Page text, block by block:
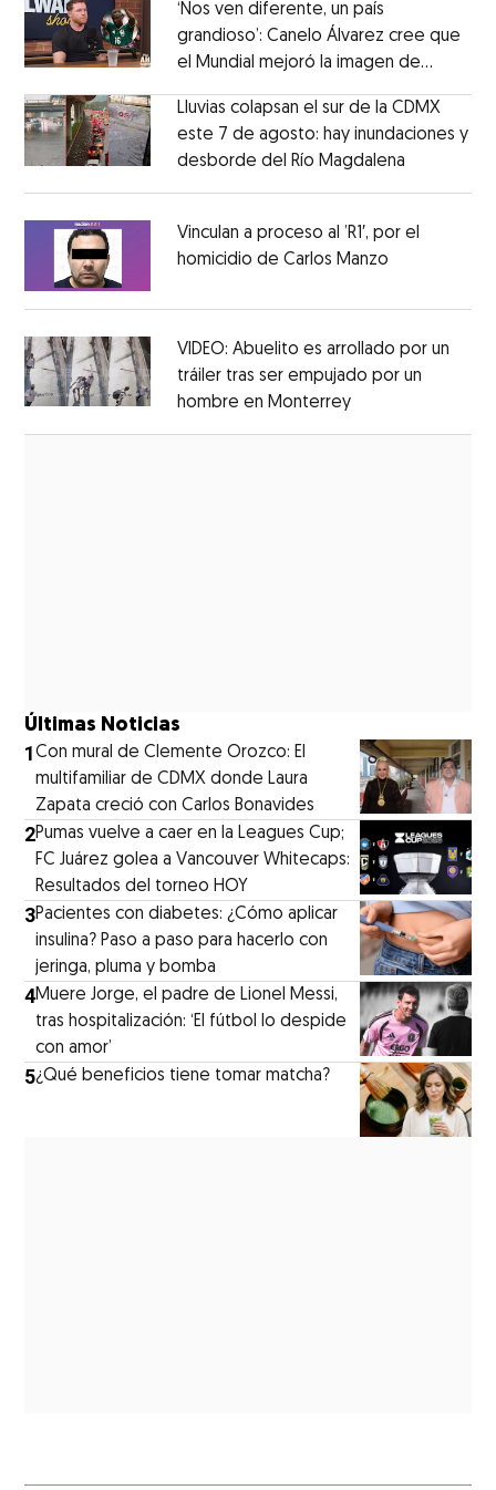
‘Nos ven diferente, un país
grandioso’: Canelo Álvarez cree que
el Mundial mejoró la imagen de
MéxicoOpens in new window
Lluvias colapsan el sur de la CDMX
este 7 de agosto: hay inundaciones y
desborde del Río Magdalena
Vinculan a proceso al ’R1′, por el
homicidio de Carlos Manzo
VIDEO: Abuelito es arrollado por un
tráiler tras ser empujado por un
hombre en MonterreyOpens in new
Últimas Noticias
1Con mural de Clemente Orozco: El
multifamiliar de CDMX donde Laura
Zapata creció con Carlos Bonavides
2Pumas vuelve a caer en la Leagues Cup;
FC Juárez golea a Vancouver Whitecaps:
Resultados del torneo HOY
3Pacientes con diabetes: ¿Cómo aplicar
insulina? Paso a paso para hacerlo con
jeringa, pluma y bomba
4Muere Jorge, el padre de Lionel Messi,
tras hospitalización: ‘El fútbol lo despide
con amor’
5¿Qué beneficios tiene tomar matcha?